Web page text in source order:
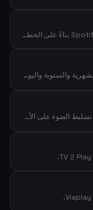
احسب التكلفة الشهرية والسنوية لاشتراكك في Spotify بناءً على الخطة المختارة.
اجمع جميع اشتراكات بث الفيديو لمعرفة التكلفة الشهرية والسنوية واليومية الإجمالية.
أدخل حتى 5 اشتراكات وشاهد تحليل التكاليف مع تسليط الضوء على الأغلى.